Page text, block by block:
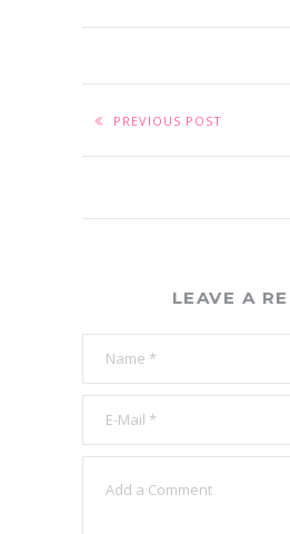
PREVIOUS POST
LEAVE A